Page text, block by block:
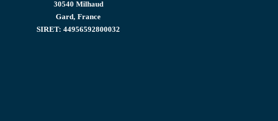
30540 Milhaud
Gard, France
SIRET: 44956592800032